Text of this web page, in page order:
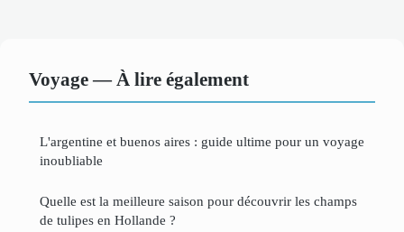
Voyage — À lire également
L'argentine et buenos aires : guide ultime pour un voyage
inoubliable
Quelle est la meilleure saison pour découvrir les champs
de tulipes en Hollande ?